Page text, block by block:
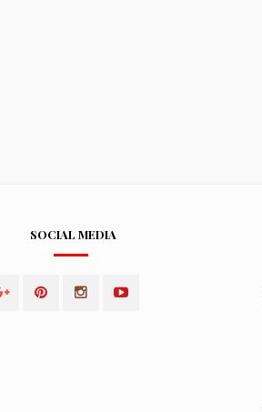
SOCIAL MEDIA